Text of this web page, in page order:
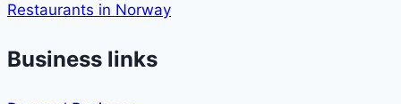
Restaurants in Norway
Business links